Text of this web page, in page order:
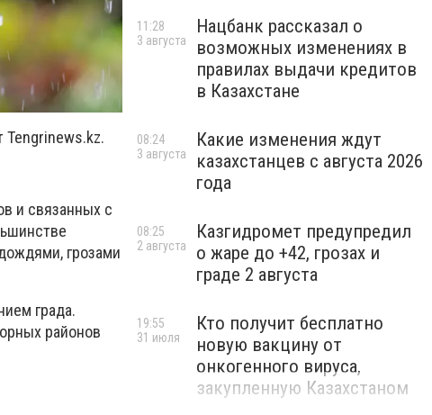
Tengrinews.kz.
и связанных с
грозами
града.
районов
Нацбанк рассказал о
возможных изменениях в
правилах выдачи кредитов
в Казахстане
11:28
3 августа
Какие изменения ждут
казахстанцев с августа 2026
года
08:24
3 августа
Казгидромет предупредил
о жаре до +42, грозах и
граде 2 августа
08:25
2 августа
Кто получит бесплатно
новую вакцину от
онкогенного вируса,
закупленную Казахстаном
19:55
31 июля